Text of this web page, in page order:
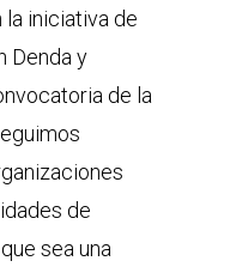
la iniciativa de
Denda y
de la
de
sea una